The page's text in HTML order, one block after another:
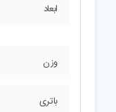
ابعاد
وزن
باتری